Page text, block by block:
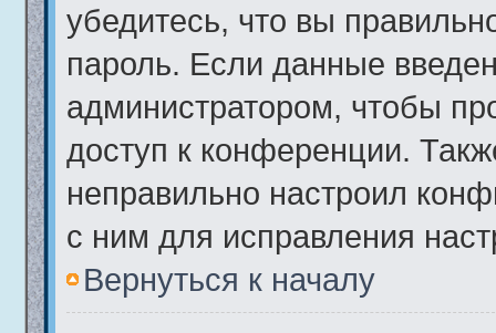
убедитесь, что вы
пароль. Если данные
администратором, чтобы
доступ к конференции.
неправильно настроил
с ним для исправления
Вернуться к началу